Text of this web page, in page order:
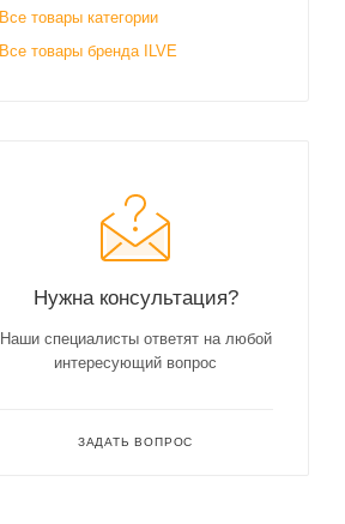
Все товары категории
Все товары бренда ILVE
Нужна консультация?
Наши специалисты ответят на любой
интересующий вопрос
ЗАДАТЬ ВОПРОС